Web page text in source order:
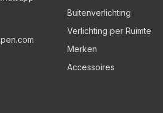
Buitenverlichting
Verlichting per Ruimte
Merken
Accessoires